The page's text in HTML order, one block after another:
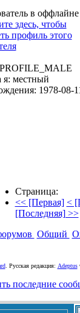
Страница:
<< [Первая] <
[Последняя] >>
Общий
. Русская редакция: Adeptus